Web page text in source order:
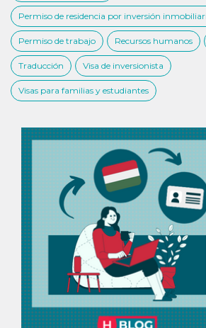
Permiso de residencia por inversión
Permiso de trabajo Recursos humanos
Traducción Visa de inversionista
Visas para familias y estudiantes